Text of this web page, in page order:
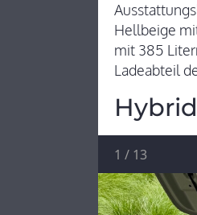
Hellbeige
mit 385
Ladeabteil
1 / 13